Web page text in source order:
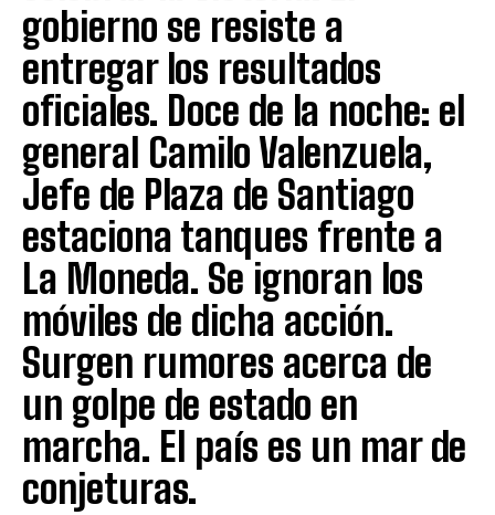
gobierno se resiste a
entregar los resultados
oficiales. Doce de la noche: el
general Camilo Valenzuela,
Jefe de Plaza de Santiago
estaciona tanques frente a
La Moneda. Se ignoran los
móviles de dicha acción.
Surgen rumores acerca de
un golpe de estado en
marcha. El país es un mar de
conjeturas.